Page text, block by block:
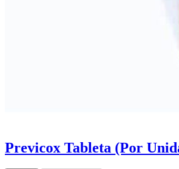
Previcox Tableta (Por